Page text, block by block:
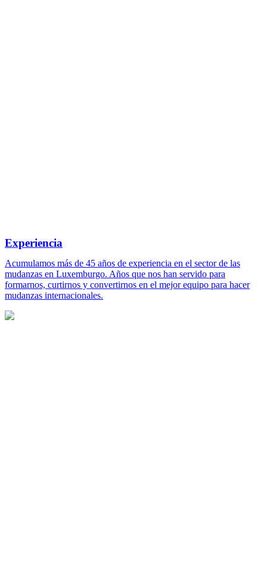
Experiencia
Acumulamos más de 45 años de experiencia en el sector de las
mudanzas en Luxemburgo. Años que nos han servido para
formarnos, curtirnos y convertirnos en el mejor equipo para hacer
mudanzas internacionales.